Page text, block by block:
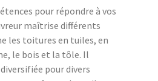
pour répondre à vos
maîtrise différents
les toitures en tuiles, en
le bois et la tôle. Il
pour divers